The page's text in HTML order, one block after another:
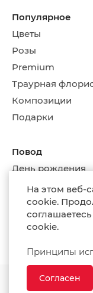
Популярное
Цветы
Розы
Premium
Траурная
Композиции
Подарки
Повод
День рождения
Романтика
Свадебные
На каждый день
Lillelett © 2026
На этом веб-
cookie.
cookie.
Принципы
Согласен